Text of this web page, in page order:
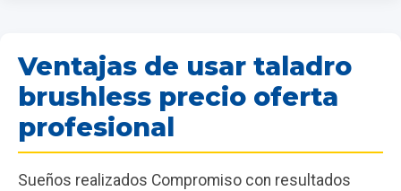
Ventajas de usar taladro
brushless precio oferta
profesional
Sueños realizados Compromiso con resultados